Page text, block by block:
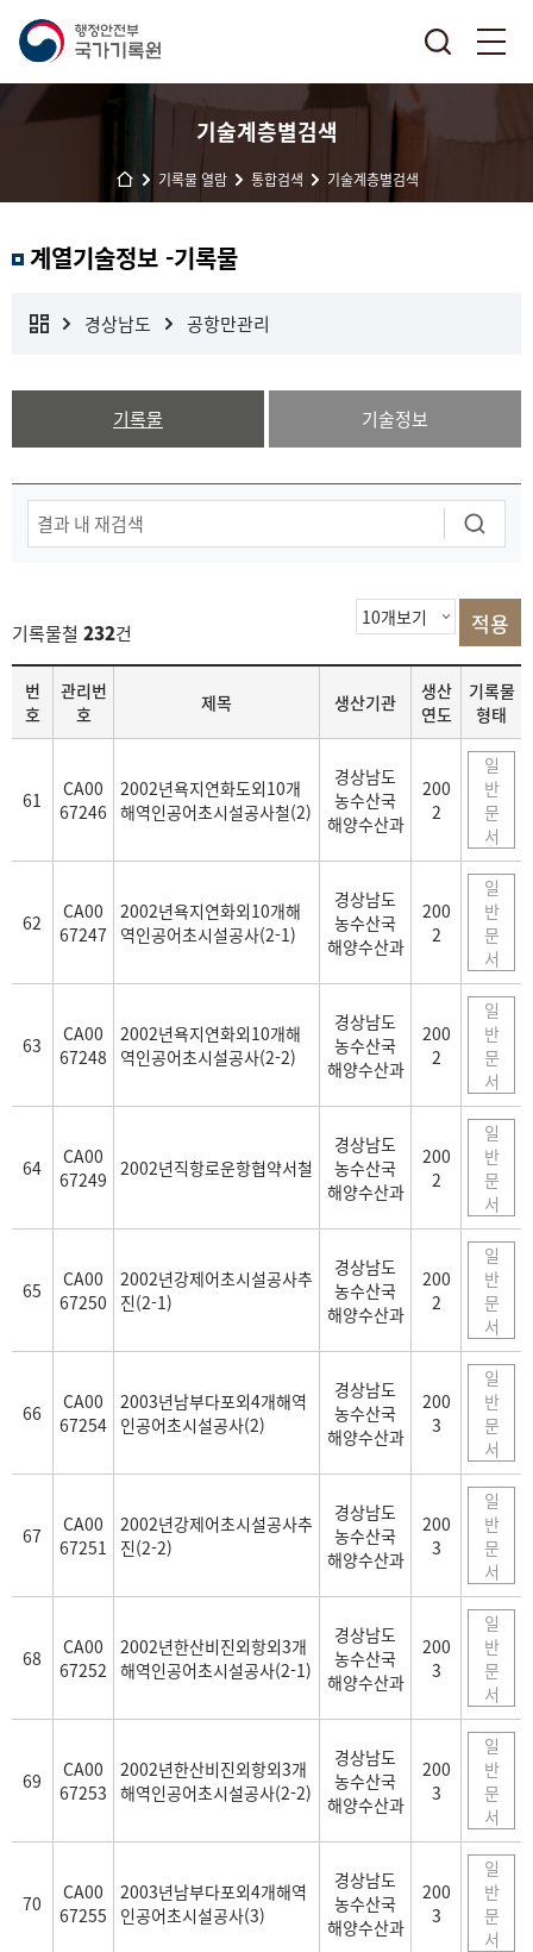
기술계층별검색
기록물 열람 통합검색 기술계층별검색
계열기술정보 -기록물
경상남도 공항만관리
기록물 기술정보
기록물철 232건
목
록
번
호
관리번
호
제목 생산기관
생산
연도
기록물
형태
61
CA00
67246
2002년욕지연화도외10개
해역인공어초시설공사철(2)
경상남도
농수산국
해양수산과
200
2
일
반
문
서
62
CA00
67247
2002년욕지연화외10개해
역인공어초시설공사(2-1)
경상남도
농수산국
해양수산과
200
2
일
반
문
서
63
CA00
67248
2002년욕지연화외10개해
역인공어초시설공사(2-2)
경상남도
농수산국
해양수산과
200
2
일
반
문
서
64
CA00
67249 2002년직항로운항협약서철
경상남도
농수산국
해양수산과
200
2
일
반
문
서
65
CA00
67250
2002년강제어초시설공사추
진(2-1)
경상남도
농수산국
해양수산과
200
2
일
반
문
서
66
CA00
67254
2003년남부다포외4개해역
인공어초시설공사(2)
경상남도
농수산국
해양수산과
200
3
일
반
문
서
67
CA00
67251
2002년강제어초시설공사추
진(2-2)
경상남도
농수산국
해양수산과
200
3
일
반
문
서
68
CA00
67252
2002년한산비진외항외3개
해역인공어초시설공사(2-1)
경상남도
농수산국
해양수산과
200
3
일
반
문
서
69
CA00
67253
2002년한산비진외항외3개
해역인공어초시설공사(2-2)
경상남도
농수산국
해양수산과
200
3
일
반
문
서
70
CA00
67255
2003년남부다포외4개해역
인공어초시설공사(3)
경상남도
농수산국
해양수산과
200
3
일
반
문
서